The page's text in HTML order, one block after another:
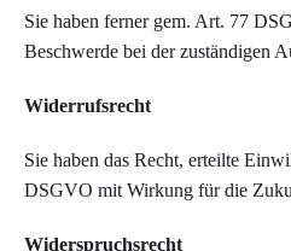
Sie haben ferner gem. Art. 77
Beschwerde bei der zuständigen
Widerrufsrecht
Sie haben das Recht, erteilte
DSGVO mit Wirkung für die
Widerspruchsrecht